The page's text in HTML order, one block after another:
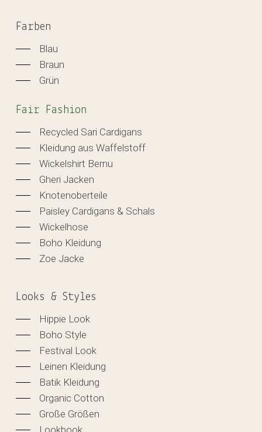
Farben
Blau
Braun
Grün
Fair Fashion
Recycled Sari Cardigans
Kleidung aus Waffelstoff
Wickelshirt Bernu
Gheri Jacken
Knotenoberteile
Paisley Cardigans & Schals
Wickelhose
Boho Kleidung
Zoe Jacke
Looks & Styles
Hippie Look
Boho Style
Festival Look
Leinen Kleidung
Batik Kleidung
Organic Cotton
Große Größen
Lookbook